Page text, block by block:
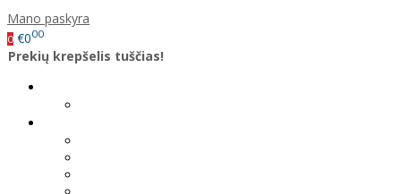
Mano paskyra
0 €000
Prekių krepšelis tuščias!